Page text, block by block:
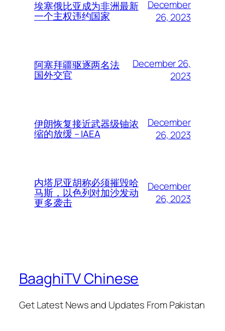
埃塞俄比亚成为非洲最新
一个主权违约国家
December
26, 2023
阿塞拜疆驱逐两名法
国外交官
December 26,
2023
伊朗恢复接近武器级铀浓
缩的放缓 – IAEA
December
26, 2023
内塔尼亚胡称必须摧毁哈
马斯，以色列对加沙发动
更多袭击
December
26, 2023
BaaghiTV Chinese
Get Latest News and Updates From Pakistan